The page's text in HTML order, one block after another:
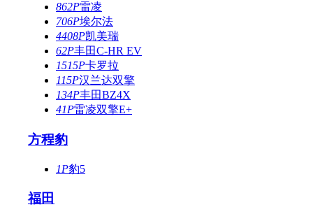
862P雷凌
706P埃尔法
4408P凯美瑞
62P丰田C-HR EV
1515P卡罗拉
115P汉兰达双擎
134P丰田BZ4X
41P雷凌双擎E+
方程豹
1P豹5
福田